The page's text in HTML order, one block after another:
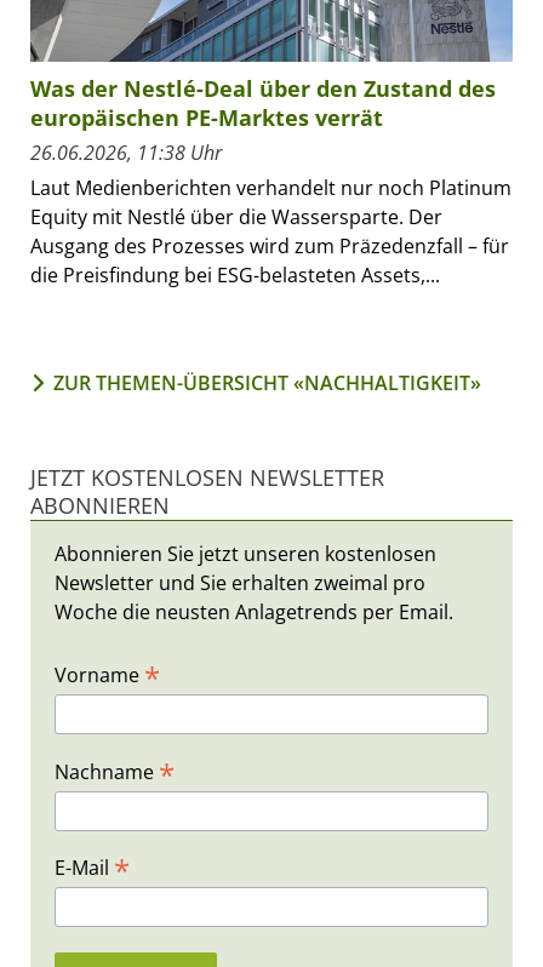
Was der Nestlé-Deal über den Zustand des
europäischen PE-Marktes verrät
26.06.2026, 11:38 Uhr
Laut Medienberichten verhandelt nur noch Platinum
Equity mit Nestlé über die Wassersparte. Der
Ausgang des Prozesses wird zum Präzedenzfall – für
die Preisfindung bei ESG-belasteten Assets,...
ZUR THEMEN-ÜBERSICHT «NACHHALTIGKEIT»
JETZT KOSTENLOSEN NEWSLETTER
ABONNIEREN
Abonnieren Sie jetzt unseren kostenlosen
Newsletter und Sie erhalten zweimal pro
Woche die neusten Anlagetrends per Email.
Vorname *
Nachname *
E-Mail *